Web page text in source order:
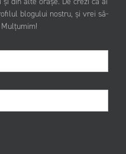
blogului nostru, și vrei să-